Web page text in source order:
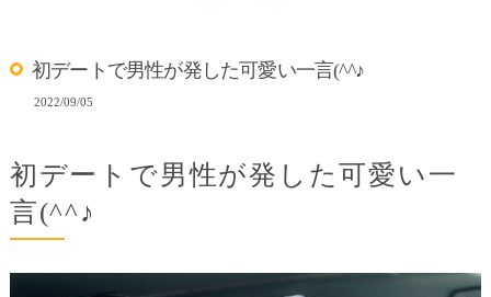
初デートで男性が発した可愛い一言(^^♪
2022/09/05
初デートで男性が発した可愛い一
言(^^♪